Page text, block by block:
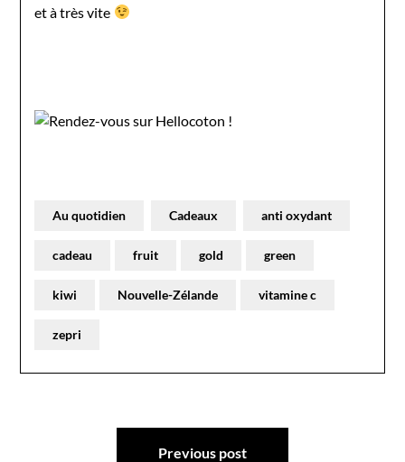
et à très vite
Au quotidien Cadeaux anti oxydant
cadeau fruit gold green
kiwi Nouvelle-Zélande vitamine c
zepri
Navigation
Previous post